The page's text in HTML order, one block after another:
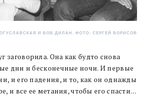
И БОБ ДИЛАН. ФОТО: СЕРГЕЙ БОРИСОВ
заговорила. Она как будто снова
дни и бесконечные ночи. И первые
и его падения, и то, как он однажды
и все ее метания, чтобы его спасти…